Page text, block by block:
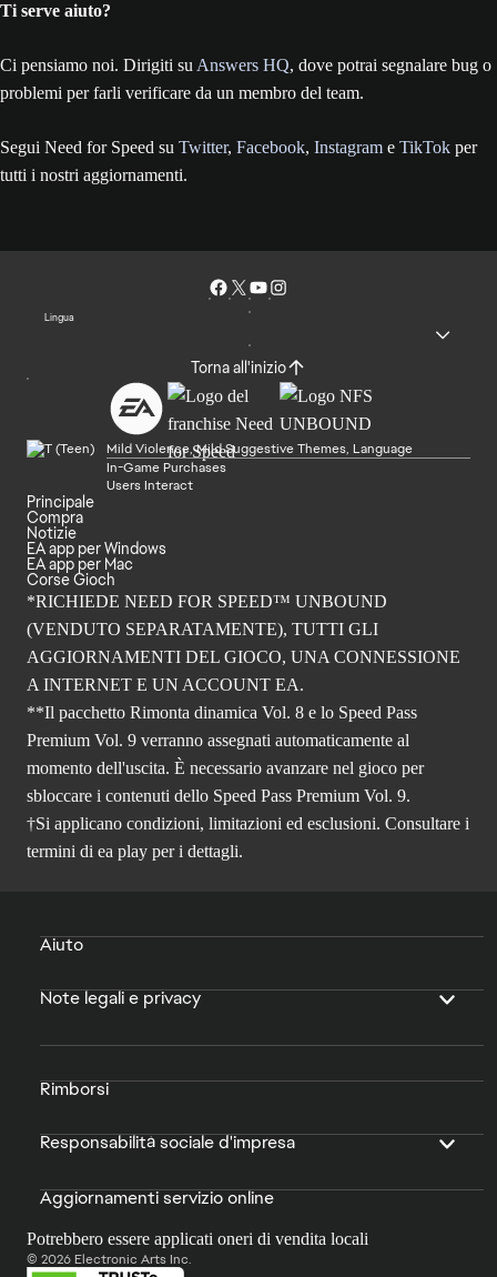
Ti serve aiuto?
Ci pensiamo noi. Dirigiti su Answers HQ, dove potrai segnalare bug o
problemi per farli verificare da un membro del team.
Segui Need for Speed su Twitter, Facebook, Instagram e TikTok per
tutti i nostri aggiornamenti.
Lingua
Torna all'inizio
Mild Violence, Mild Suggestive Themes, Language
In-Game Purchases
Users Interact
Principale
Compra
Notizie
EA app per Windows
EA app per Mac
Corse Gioch
*RICHIEDE NEED FOR SPEED™ UNBOUND
(VENDUTO SEPARATAMENTE), TUTTI GLI
AGGIORNAMENTI DEL GIOCO, UNA CONNESSIONE
A INTERNET E UN ACCOUNT EA.
**Il pacchetto Rimonta dinamica Vol. 8 e lo Speed Pass
Premium Vol. 9 verranno assegnati automaticamente al
momento dell'uscita. È necessario avanzare nel gioco per
sbloccare i contenuti dello Speed Pass Premium Vol. 9.
†Si applicano condizioni, limitazioni ed esclusioni. Consultare i
termini di ea play per i dettagli.
Aiuto
Note legali e privacy
Rimborsi
Responsabilità sociale d'impresa
Aggiornamenti servizio online
Potrebbero essere applicati oneri di vendita locali
© 2026 Electronic Arts Inc.